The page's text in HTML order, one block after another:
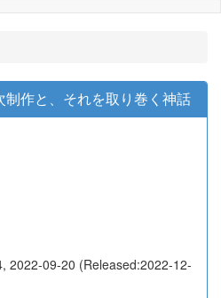
制作と、それを取り巻く神話
2022-09-20 (Released:2022-12-